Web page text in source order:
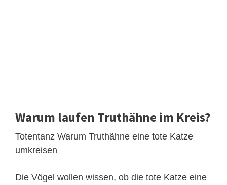
Warum laufen Truthähne im Kreis?
Totentanz Warum Truthähne eine tote Katze
umkreisen
Die Vögel wollen wissen, ob die tote Katze eine